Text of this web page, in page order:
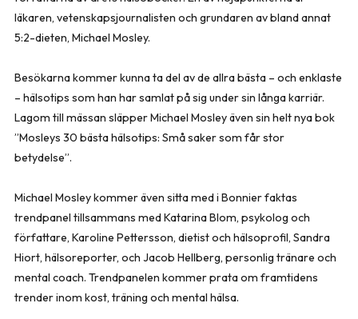
läkaren, vetenskapsjournalisten och grundaren av bland annat
5:2-dieten, Michael Mosley.
Besökarna kommer kunna ta del av de allra bästa – och enklaste
– hälsotips som han har samlat på sig under sin långa karriär.
Lagom till mässan släpper Michael Mosley även sin helt nya bok
”Mosleys 30 bästa hälsotips: Små saker som får stor
betydelse”.
Michael Mosley kommer även sitta med i Bonnier faktas
trendpanel tillsammans med Katarina Blom, psykolog och
författare, Karoline Pettersson, dietist och hälsoprofil, Sandra
Hiort, hälsoreporter, och Jacob Hellberg, personlig tränare och
mental coach. Trendpanelen kommer prata om framtidens
trender inom kost, träning och mental hälsa.